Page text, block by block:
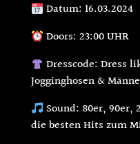
Datum: 16.03.2024
Doors: 23:00 UHR
Dresscode: Dress
Jogginghosen &
Sound: 80er,
die besten Hits zum